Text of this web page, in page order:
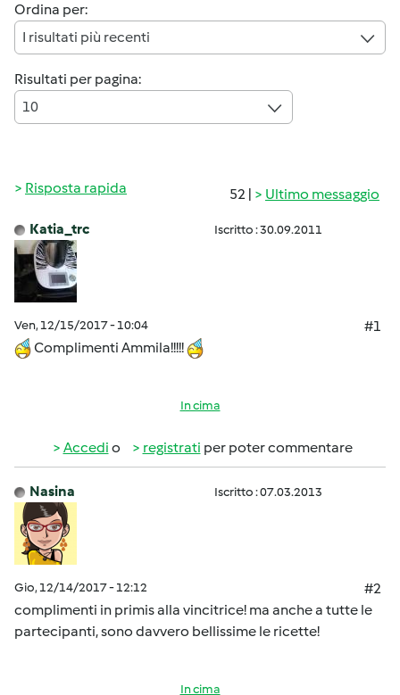
Ordina per:
I risultati più recenti
Risultati per pagina:
10
52 | Ultimo messaggio
Risposta rapida
Katia_trc Iscritto : 30.09.2011
Ven, 12/15/2017 - 10:04
#1
Complimenti Ammila!!!!!
In cima
Accedi o registrati per poter commentare
Nasina Iscritto : 07.03.2013
Gio, 12/14/2017 - 12:12
#2
complimenti in primis alla vincitrice! ma anche a tutte le
partecipanti, sono davvero bellissime le ricette!
In cima